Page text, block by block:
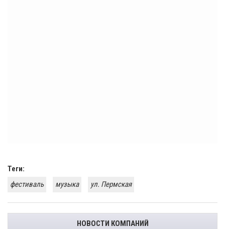
Теги:
фестиваль
музыка ул. Пермская
НОВОСТИ КОМПАНИЙ